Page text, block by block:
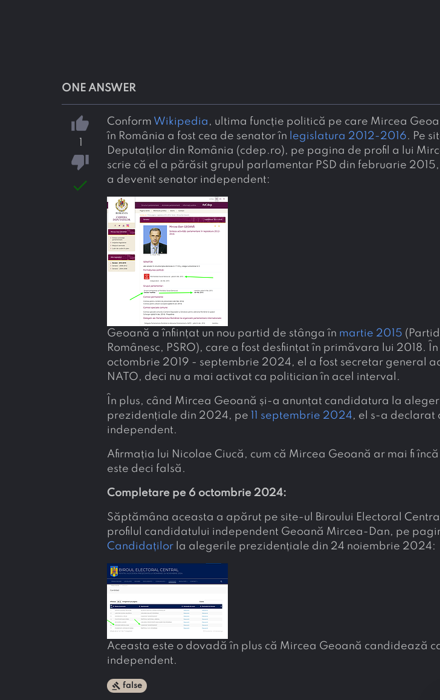
ONE ANSWER
thumb_up
thumb_down
done
Conform Wikipedia , ultima funcție politică pe care Mircea
în România a fost cea de senator în
legislatura 2012-2016. Pe
Deputaților din România (cdep.ro), pe pagina de profil a lui
scrie că el a părăsit grupul parlamentar PSD din februarie
a devenit senator independent:
Geoană a înființat un nou partid de stânga în martie 2015
Românesc, PSRO), care a fost desființat în primăvara lui 2018.
octombrie 2019 - septembrie 2024, el a fost secretar general
NATO, deci nu a mai activat ca politician în acel interval.
În plus, când Mircea Geoană și-a anunțat candidatura la
prezidențiale din 2024, pe
11 septembrie 2024, el s-a declarat
independent.
Afirmația lui Nicolae Ciucă, cum că Mircea Geoană ar mai fi încă
este deci falsă.
Completare pe 6 octombrie 2024:
Săptămâna aceasta a apărut pe site-ul Biroului Electoral Central
profilul candidatului independent Geoană Mircea-Dan, pe
Candidaților la alegerile prezidențiale din 24 noiembrie 2024:
Aceasta este o dovadă în plus că Mircea Geoană candidează
independent.
gavel false